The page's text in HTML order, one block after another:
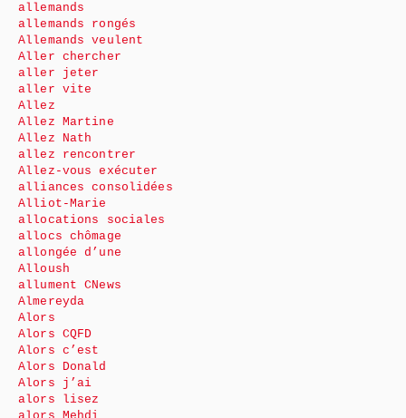
allemands
allemands rongés
Allemands veulent
Aller chercher
aller jeter
aller vite
Allez
Allez Martine
Allez Nath
allez rencontrer
Allez-vous exécuter
alliances consolidées
Alliot-Marie
allocations sociales
allocs chômage
allongée d’une
Alloush
allument CNews
Almereyda
Alors
Alors CQFD
Alors c’est
Alors Donald
Alors j’ai
alors lisez